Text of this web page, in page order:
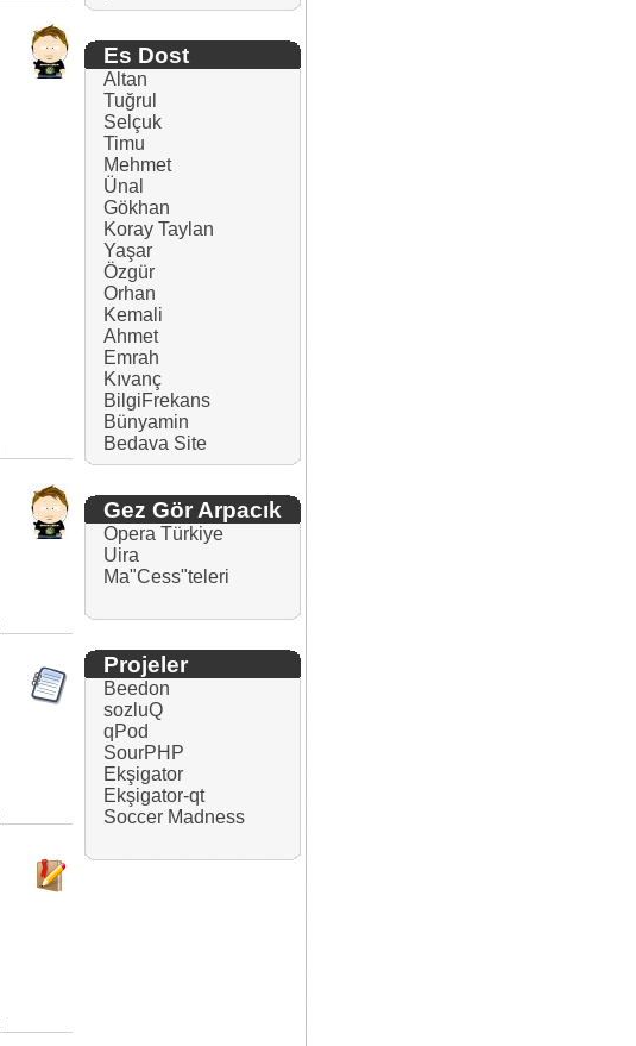
Es Dost
Altan
Tuğrul
Selçuk
Timu
Mehmet
Ünal
Gökhan
Koray Taylan
Yaşar
Özgür
Orhan
Kemali
Ahmet
Emrah
Kıvanç
BilgiFrekans
Bünyamin
Bedava Site
Gez Gör Arpacık
Opera Türkiye
Uira
Ma"Cess"teleri
Projeler
Beedon
sozluQ
qPod
SourPHP
Ekşigator
Ekşigator-qt
Soccer Madness